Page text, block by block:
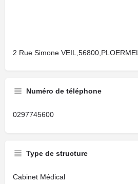
2 Rue Simone VEIL,56800,PLOERMEL
Numéro de téléphone
0297745600
Type de structure
Cabinet Médical